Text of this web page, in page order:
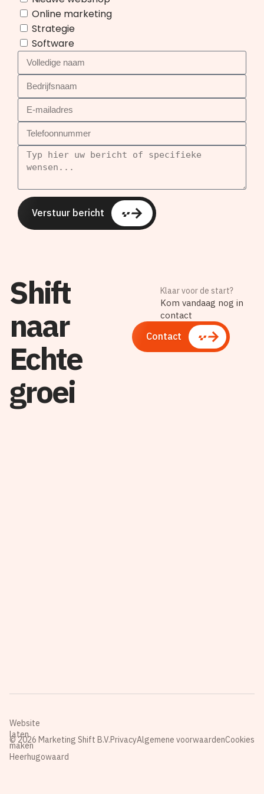
Online marketing
Strategie
Software
Verstuur bericht
Shift
naar
Echte
groei
Klaar voor de start?
Kom vandaag nog in
contact
Contact
Website
laten
maken
Heerhugowaard
© 2026 Marketing Shift B.V.PrivacyAlgemene voorwaardenCookies